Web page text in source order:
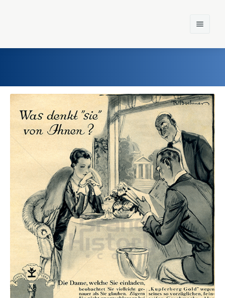
Home
Einst und Heute
Konzerne